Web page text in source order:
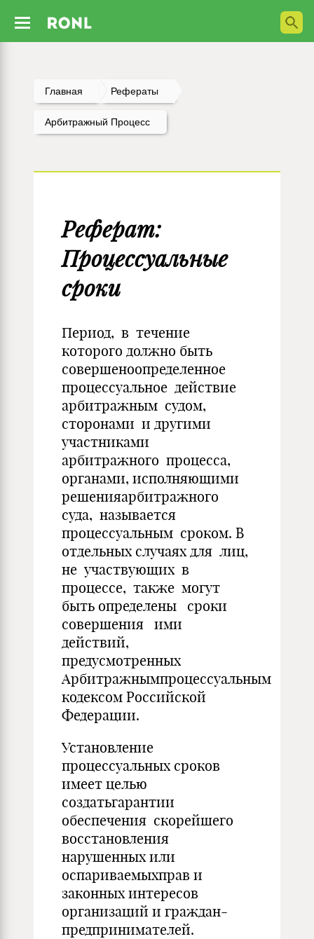
Главная Рефераты
Арбитражный Процесс
Реферат:
Процессуальные
сроки
Период, в течение
которого должно быть
совершеноопределенное
процессуальное действие
арбитражным судом,
сторонами и другими
участниками
арбитражного процесса,
органами, исполняющими
решенияарбитражного
суда, называется
процессуальным сроком. В
отдельных случаях для лиц,
не участвующих в
процессе, также могут
быть определены сроки
совершения ими
действий,
предусмотренных
Арбитражнымпроцессуальным
кодексом Российской
Федерации.
Установление
процессуальных сроков
имеет целью
создатьгарантии
обеспечения скорейшего
восстановления
нарушенных или
оспариваемыхправ и
законных интересов
организаций и граждан-
предпринимателей.